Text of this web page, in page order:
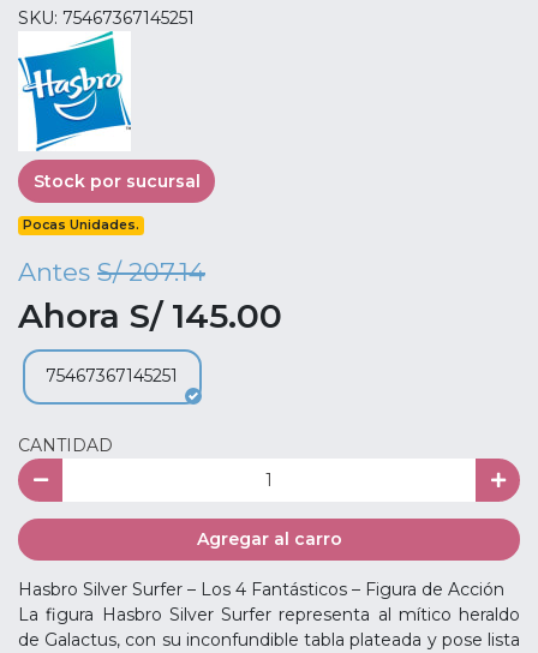
SKU: 75467367145251
Stock por sucursal
Pocas Unidades.
Antes S/ 207.14
Ahora S/ 145.00
75467367145251
CANTIDAD
Agregar al carro
Hasbro Silver Surfer – Los 4 Fantásticos – Figura de Acción
La figura Hasbro Silver Surfer representa al mítico heraldo
de Galactus, con su inconfundible tabla plateada y pose lista